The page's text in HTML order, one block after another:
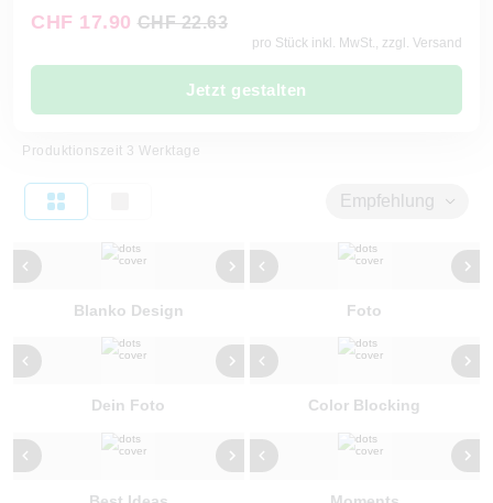
CHF 17.90 CHF 22.63
pro Stück inkl. MwSt., zzgl. Versand
Jetzt gestalten
Produktionszeit 3 Werktage
Empfehlung
Blanko Design Foto
Dein Foto Color Blocking